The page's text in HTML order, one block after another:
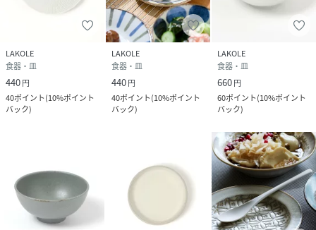
LAKOLE
食器・皿
440円
40ポイント(10%ポイント
バック)
LAKOLE
食器・皿
440円
40ポイント(10%ポイント
バック)
LAKOLE
食器・皿
660円
60ポイント(10%ポイント
バック)